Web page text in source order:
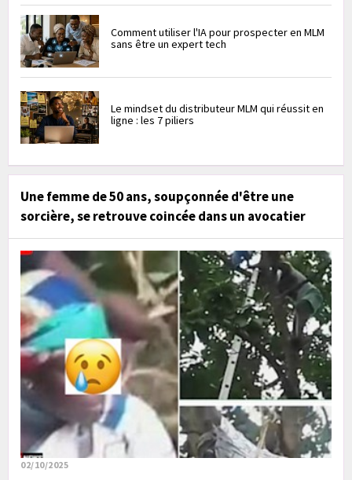
Comment utiliser l'IA pour prospecter en MLM
sans être un expert tech
Le mindset du distributeur MLM qui réussit en
ligne : les 7 piliers
Une femme de 50 ans, soupçonnée d'être une
sorcière, se retrouve coincée dans un avocatier
02/10/2025